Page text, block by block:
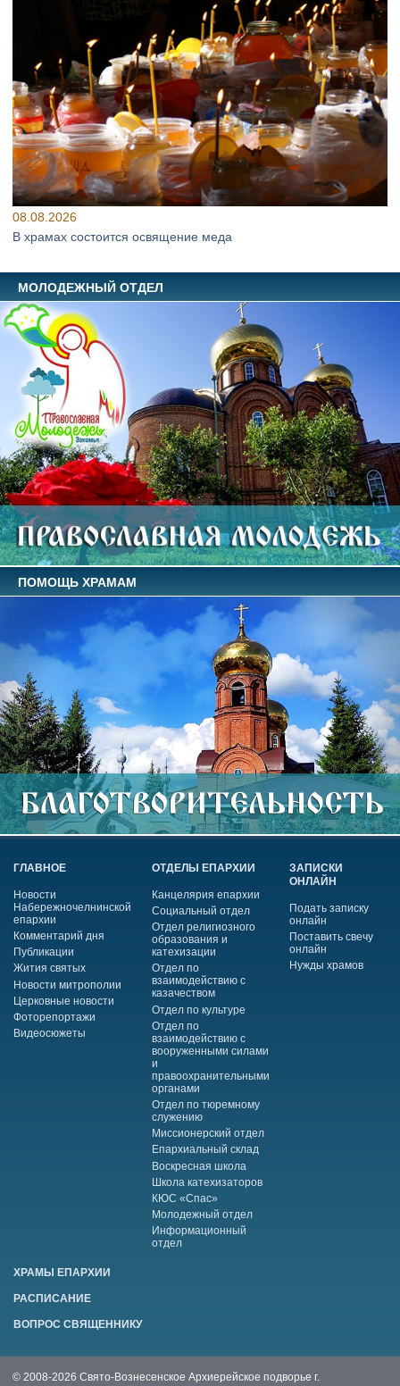
08.08.2026
В храмах состоится освящение меда
МОЛОДЕЖНЫЙ ОТДЕЛ
ПОМОЩЬ ХРАМАМ
ГЛАВНОЕ
Новости
Набережночелнинской
епархии
Комментарий дня
Публикации
Жития святых
Новости митрополии
Церковные новости
Фоторепортажи
Видеосюжеты
ОТДЕЛЫ ЕПАРХИИ
Канцелярия епархии
Социальный отдел
Отдел религиозного
образования и
катехизации
Отдел по
взаимодействию с
казачеством
Отдел по культуре
Отдел по
взаимодействию с
вооруженными силами
и
правоохранительными
органами
Отдел по тюремному
служению
Миссионерский отдел
Епархиальный склад
Воскресная школа
Школа катехизаторов
КЮС «Спас»
Молодежный отдел
Информационный
отдел
ЗАПИСКИ
ОНЛАЙН
Подать записку
онлайн
Поставить свечу
онлайн
Нужды храмов
ХРАМЫ ЕПАРХИИ
РАСПИСАНИЕ
ВОПРОС СВЯЩЕННИКУ
© 2008-2026 Свято-Вознесенское Архиерейское подворье г.